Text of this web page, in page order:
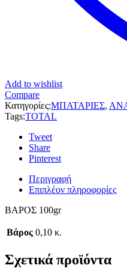
Add to wishlist
Compare
Κατηγορίες:ΜΠΑΤΑΡΙΕΣ,
Tags:TOTAL
Tweet
Share
Pinterest
Περιγραφή
Επιπλέον πληροφορίες
ΒΑΡΟΣ 100gr
Βάρος 0,10 κ.
Σχετικά προϊόντα